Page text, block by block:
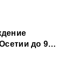
до 9